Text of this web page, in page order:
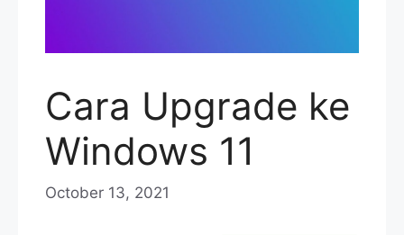
Cara Upgrade ke
Windows 11
October 13, 2021